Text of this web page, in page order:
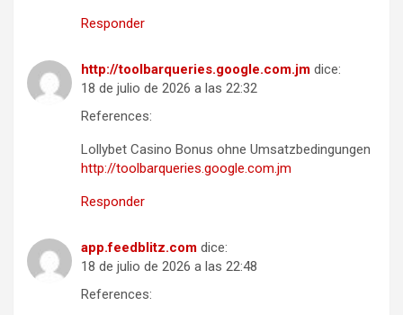
Responder
http://toolbarqueries.google.com.jm dice:
18 de julio de 2026 a las 22:32
References:
Lollybet Casino Bonus ohne Umsatzbedingungen
http://toolbarqueries.google.com.jm
Responder
app.feedblitz.com dice:
18 de julio de 2026 a las 22:48
References: